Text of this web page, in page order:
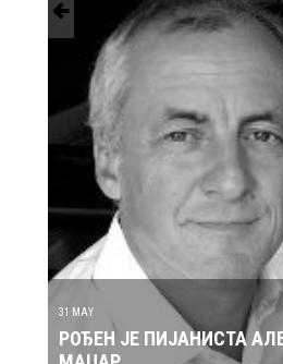
АЛЕКСАНДАР